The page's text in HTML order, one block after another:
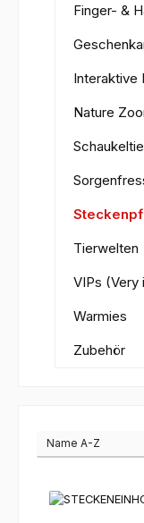
Finger- &
Interaktive
Nature
Tierwelten
VIPs (Very
Warmies
Zubehör